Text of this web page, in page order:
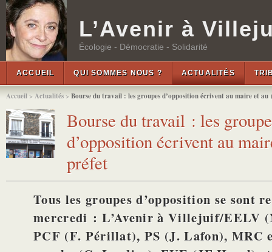
L’Avenir à
Écologie - Démocratie - Solidarité
ACCUEIL QUI SOMMES NOUS ? ACTUALITÉS
Accueil > Actualités > Bourse du travail : les groupes d’opposition écrivent au maire et au
Bourse du travail : les
d’opposition écrivent au
préfet
Tous les groupes d’opposition se sont
mercredi : L’Avenir à Villejuif/EELV
PCF (F. Périllat), PS (J. Lafon), MRC